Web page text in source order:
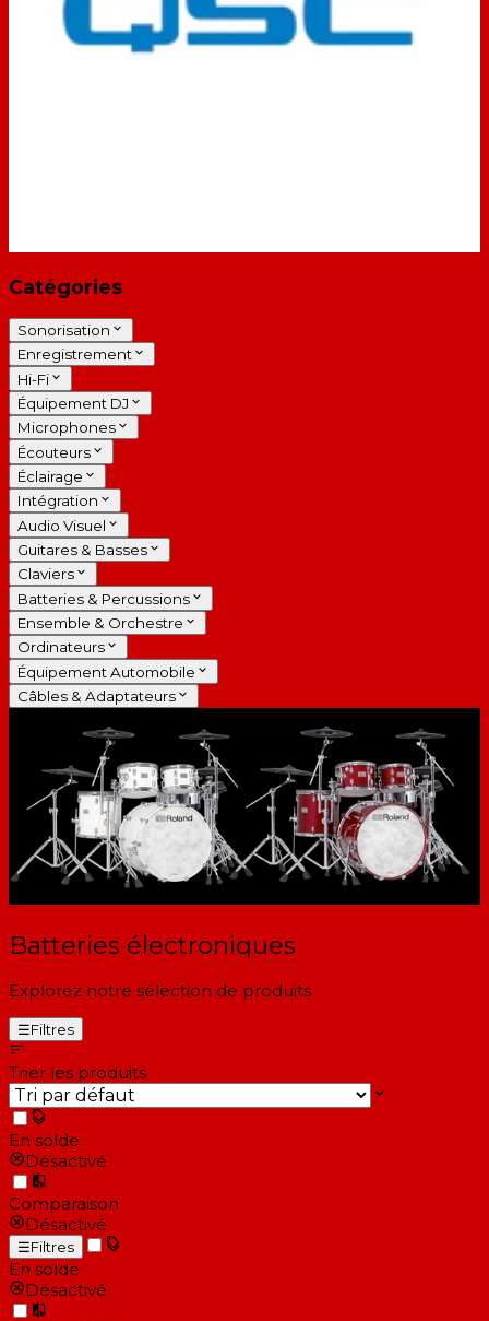
Catégories
Sonorisation
Enregistrement
Hi-Fi
Équipement DJ
Microphones
Écouteurs
Éclairage
Intégration
Audio Visuel
Guitares & Basses
Claviers
Batteries & Percussions
Ensemble & Orchestre
Ordinateurs
Équipement Automobile
Câbles & Adaptateurs
Batteries électroniques
Explorez notre sélection de produits
☰Filtres
Trier les produits
En solde
Désactivé
Comparaison
Désactivé
☰Filtres
En solde
Désactivé